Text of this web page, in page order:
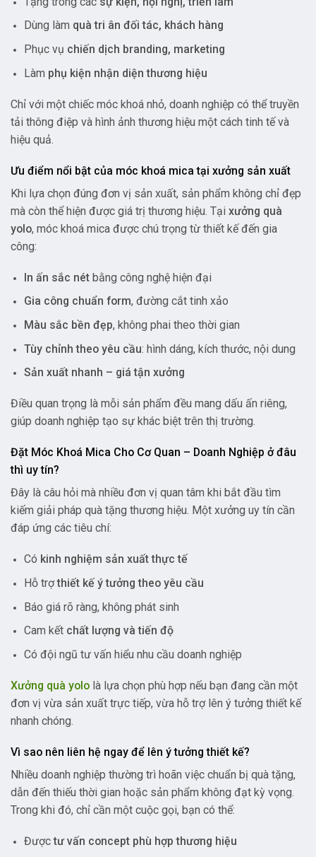
Dùng làm quà tri ân đối tác, khách hàng
Phục vụ chiến dịch branding, marketing
Làm phụ kiện nhận diện thương hiệu
Chỉ với một chiếc móc khoá nhỏ, doanh nghiệp có thể truyền
tải thông điệp và hình ảnh thương hiệu một cách tinh tế và
hiệu quả.
Ưu điểm nổi bật của móc khoá mica tại xưởng sản xuất
Khi lựa chọn đúng đơn vị sản xuất, sản phẩm không chỉ đẹp
mà còn thể hiện được giá trị thương hiệu. Tại xưởng quà
yolo, móc khoá mica được chú trọng từ thiết kế đến gia
công:
In ấn sắc nétbằng công nghệ hiện đại
Gia công chuẩn form, đường cắt tinh xảo
Màu sắc bền đẹp, không phai theo thời gian
Tùy chỉnh theo yêu cầu: hình dáng, kích thước, nội dung
Sản xuất nhanh – giá tận xưởng
Điều quan trọng là mỗi sản phẩm đều mang dấu ấn riêng,
giúp doanh nghiệp tạo sự khác biệt trên thị trường.
Đặt Móc Khoá Mica Cho Cơ Quan – Doanh Nghiệp ở đâu
thì uy tín?
Đây là câu hỏi mà nhiều đơn vị quan tâm khi bắt đầu tìm
kiếm giải pháp quà tặng thương hiệu. Một xưởng uy tín cần
đáp ứng các tiêu chí:
Có kinh nghiệm sản xuất thực tế
Hỗ trợthiết kế ý tưởng theo yêu cầu
Báo giá rõ ràng, không phát sinh
Cam kết chất lượng và tiến độ
Có đội ngũ tư vấn hiểu nhu cầu doanh nghiệp
Xưởng quà yolo là lựa chọn phù hợp nếu bạn đang cần một
đơn vị vừa sản xuất trực tiếp, vừa hỗ trợ lên ý tưởng thiết kế
nhanh chóng.
Vì sao nên liên hệ ngay để lên ý tưởng thiết kế?
Nhiều doanh nghiệp thường trì hoãn việc chuẩn bị quà tặng,
dẫn đến thiếu thời gian hoặc sản phẩm không đạt kỳ vọng.
Trong khi đó, chỉ cần một cuộc gọi, bạn có thể:
Đượctư vấn concept phù hợp thương hiệu